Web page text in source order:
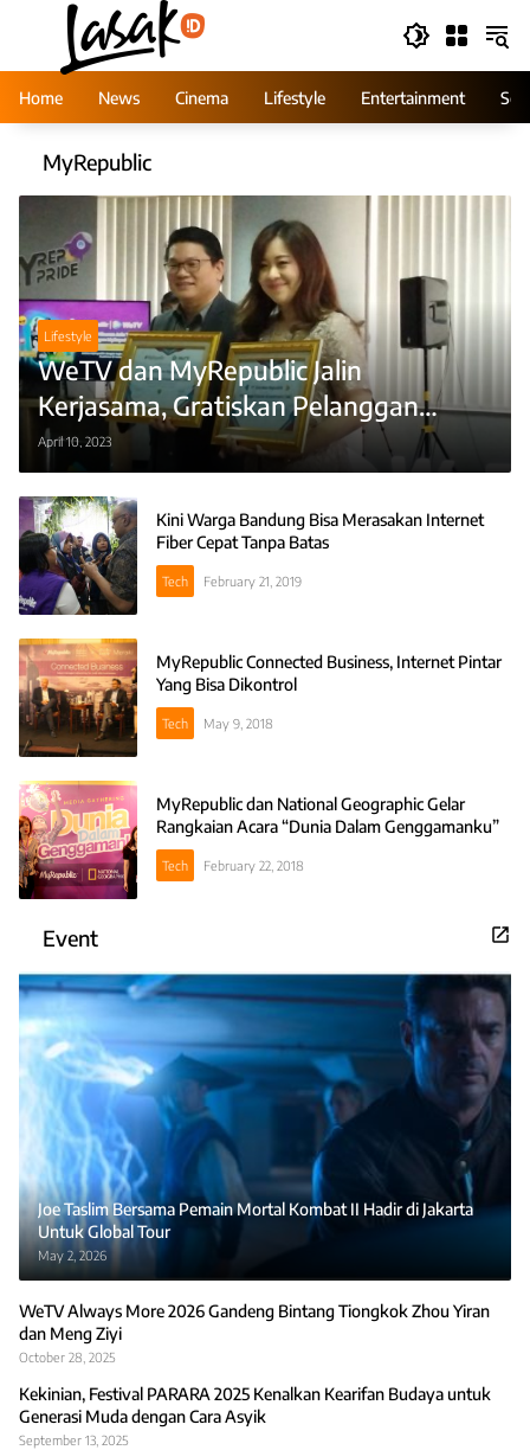
Home
News Cinema Lifestyle Entertainment
MyRepublic
Lifestyle
WeTV dan MyRepublic Jalin
Kerjasama, Gratiskan Pelanggan
Akses Konten
April 10, 2023
Kini Warga Bandung Bisa Merasakan Internet
Fiber Cepat Tanpa Batas
Tech February 21, 2019
MyRepublic Connected Business, Internet Pintar
Yang Bisa Dikontrol
Tech May 9, 2018
MyRepublic dan National Geographic Gelar
Rangkaian Acara “Dunia Dalam Genggamanku”
Tech February 22, 2018
Event
Joe Taslim Bersama Pemain Mortal Kombat II Hadir di Jakarta
Untuk Global Tour
May 2, 2026
WeTV Always More 2026 Gandeng Bintang Tiongkok Zhou Yiran
dan Meng Ziyi
October 28, 2025
Kekinian, Festival PARARA 2025 Kenalkan Kearifan Budaya untuk
Generasi Muda dengan Cara Asyik
September 13, 2025